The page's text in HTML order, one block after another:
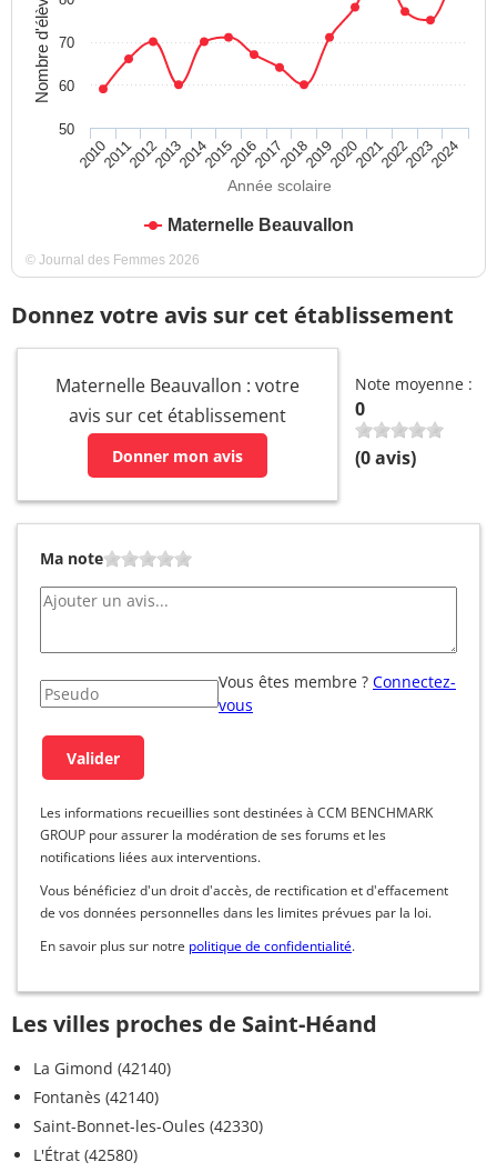
Année scolaire
Nombre d'élèves
Maternelle Beauvallon
201020112012201320142015201620172018201920202021202220232024
50
60
70
© Journal des Femmes 2026
Donnez votre avis sur cet établissement
Maternelle Beauvallon : votre
avis sur cet établissement
Donner mon avis
Note moyenne :
0
(0avis)
Ma note
Vous êtes membre ? Connectez-
vous
Les informations recueillies sont destinées à CCM BENCHMARK
GROUP pour assurer la modération de ses forums et les
notifications liées aux interventions.
Vous bénéficiez d'un droit d'accès, de rectification et d'effacement
de vos données personnelles dans les limites prévues par la loi.
En savoir plus sur notre politique de confidentialité.
Les villes proches de Saint-Héand
La Gimond (42140)
Fontanès (42140)
Saint-Bonnet-les-Oules (42330)
L'Étrat (42580)